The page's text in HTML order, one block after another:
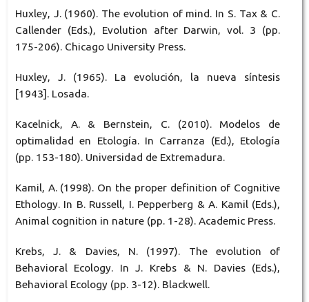
Huxley, J. (1960). The evolution of mind. In S. Tax & C.
Callender (Eds.), Evolution after Darwin, vol. 3 (pp.
175-206). Chicago University Press.
Huxley, J. (1965). La evolución, la nueva síntesis
[1943]. Losada.
Kacelnick, A. & Bernstein, C. (2010). Modelos de
optimalidad en Etología. In Carranza (Ed.), Etología
(pp. 153-180). Universidad de Extremadura.
Kamil, A. (1998). On the proper definition of Cognitive
Ethology. In B. Russell, I. Pepperberg & A. Kamil (Eds.),
Animal cognition in nature (pp. 1-28). Academic Press.
Krebs, J. & Davies, N. (1997). The evolution of
Behavioral Ecology. In J. Krebs & N. Davies (Eds.),
Behavioral Ecology (pp. 3-12). Blackwell.